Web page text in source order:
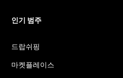
인기 범주
드랍쉬핑
마켓플레이스